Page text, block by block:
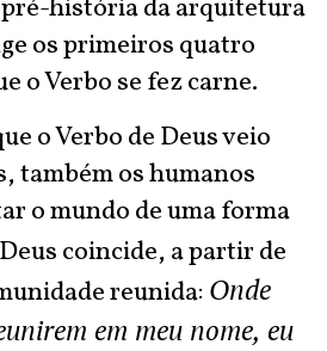
pré-história da arquitetura
os primeiros quatro
o Verbo se fez carne.
o Verbo de Deus veio
também os humanos
o mundo de uma forma
coincide, a partir de
reunida:Onde
em meu nome, eu